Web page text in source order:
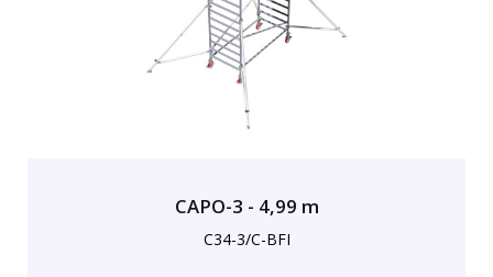
CAPO-3 - 4,99 m
C34-3/C-BFI